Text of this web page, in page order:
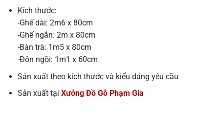
Kích thước:
-Ghế dài: 2m6 x 80cm
-Ghế ngắn: 2m x 80cm
-Bàn trà: 1m5 x 80cm
-Đôn ngồi: 1m1 x 60cm
Sản xuất theo kích thước và kiểu dáng yêu cầu
Sản xuất tại Xưởng Đồ Gỗ Phạm Gia